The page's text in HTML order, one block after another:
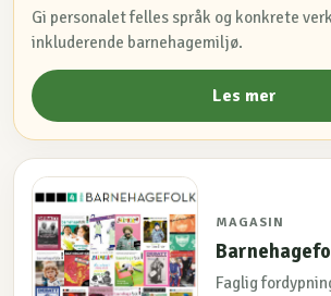
Gi personalet felles språk og konkrete
inkluderende barnehagemiljø.
Les mer
MAGASIN
Faglig